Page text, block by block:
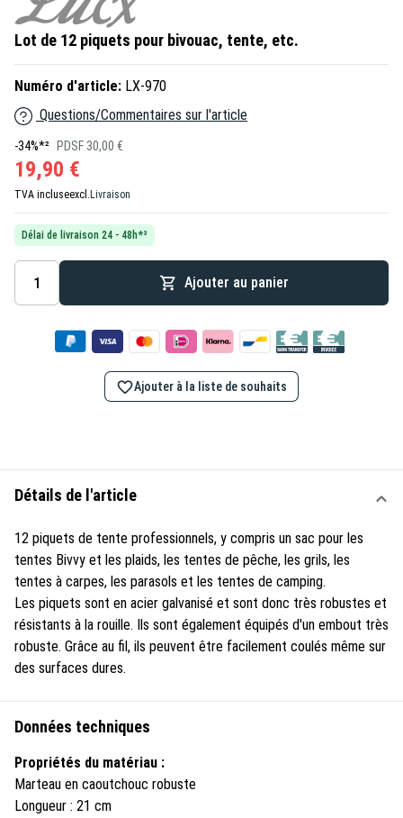
Lot de 12 piquets pour bivouac, tente, etc.
Numéro d'article: LX-970
Questions/Commentaires sur l'article
-34%*² PDSF 30,00 €
19,90 €
TVA incluseexcl. Livraison
Délai de livraison 24 - 48h*³
Ajouter au panier
Ajouter à la liste de souhaits
Détails de l'article
12 piquets de tente professionnels, y compris un sac pour les
tentes Bivvy et les plaids, les tentes de pêche, les grils, les
tentes à carpes, les parasols et les tentes de camping.
Les piquets sont en acier galvanisé et sont donc très robustes et
résistants à la rouille. Ils sont également équipés d'un embout très
robuste. Grâce au fil, ils peuvent être facilement coulés même sur
des surfaces dures.
Données techniques
Propriétés du matériau :
Marteau en caoutchouc robuste
Longueur : 21 cm